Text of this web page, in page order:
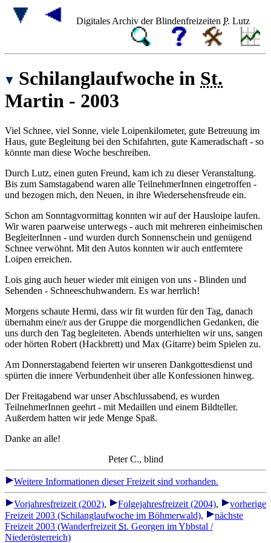
Digitales Archiv der BlindenfreizeitenP. Lutz
Schilanglaufwoche in St.
Martin - 2003
Viel Schnee, viel Sonne, viele Loipenkilometer, gute Betreuung im
Haus, gute Begleitung bei den Schifahrten, gute Kameradschaft - so
könnte man diese Woche beschreiben.
Durch Lutz, einen guten Freund, kam ich zu dieser Veranstaltung.
Bis zum Samstagabend waren alle TeilnehmerInnen eingetroffen -
und bezogen mich, den Neuen, in ihre Wiedersehensfreude ein.
Schon am Sonntagvormittag konnten wir auf der Hausloipe laufen.
Wir waren paarweise unterwegs - auch mit mehreren einheimischen
BegleiterInnen - und wurden durch Sonnenschein und genügend
Schnee verwöhnt. Mit den Autos konnten wir auch entferntere
Loipen erreichen.
Lois ging auch heuer wieder mit einigen von uns - Blinden und
Sehenden - Schneeschuhwandern. Es war herrlich!
Morgens schaute Hermi, dass wir fit wurden für den Tag, danach
übernahm eine/r aus der Gruppe die morgendlichen Gedanken, die
uns durch den Tag begleiteten. Abends unterhielten wir uns, sangen
oder hörten Robert (Hackbrett) und Max (Gitarre) beim Spielen zu.
Am Donnerstagabend feierten wir unseren Dankgottesdienst und
spürten die innere Verbundenheit über alle Konfessionen hinweg.
Der Freitagabend war unser Abschlussabend, es wurden
TeilnehmerInnen geehrt - mit Medaillen und einem Bildteller.
Außerdem hatten wir jede Menge Spaß.
Danke an alle!
Peter C., blind
Weitere Informationen dieser Freizeit sind vorhanden.
Vorjahresfreizeit (2002), Folgejahresfreizeit (2004),
vorherige
Freizeit 2003 (Schilanglaufwoche im Böhmerwald),
nächste
Freizeit 2003 (Wanderfreizeit St. Georgen im Ybbstal /
Niederösterreich)